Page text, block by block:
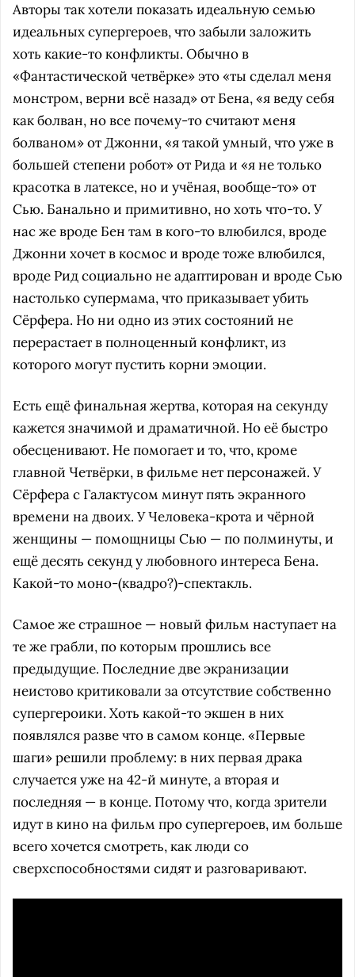
Авторы так хотели показать идеальную семью
идеальных супергероев, что забыли заложить
хоть какие-то конфликты. Обычно в
«Фантастической четвёрке» это «ты сделал меня
монстром, верни всё назад» от Бена, «я веду себя
как болван, но все почему-то считают меня
болваном» от Джонни, «я такой умный, что уже в
большей степени робот» от Рида и «я не только
красотка в латексе, но и учёная, вообще-то» от
Сью. Банально и примитивно, но хоть что-то. У
нас же вроде Бен там в кого-то влюбился, вроде
Джонни хочет в космос и вроде тоже влюбился,
вроде Рид социально не адаптирован и вроде Сью
настолько супермама, что приказывает убить
Сёрфера. Но ни одно из этих состояний не
перерастает в полноценный конфликт, из
которого могут пустить корни эмоции.
Есть ещё финальная жертва, которая на секунду
кажется значимой и драматичной. Но её быстро
обесценивают. Не помогает и то, что, кроме
главной Четвёрки, в фильме нет персонажей. У
Сёрфера с Галактусом минут пять экранного
времени на двоих. У Человека-крота и чёрной
женщины — помощницы Сью — по полминуты, и
ещё десять секунд у любовного интереса Бена.
Какой-то моно-(квадро?)-спектакль.
Самое же страшное — новый фильм наступает на
те же грабли, по которым прошлись все
предыдущие. Последние две экранизации
неистово критиковали за отсутствие собственно
супергероики. Хоть какой-то экшен в них
появлялся разве что в самом конце. «Первые
шаги» решили проблему: в них первая драка
случается уже на 42-й минуте, а вторая и
последняя — в конце. Потому что, когда зрители
идут в кино на фильм про супергероев, им больше
всего хочется смотреть, как люди со
сверхспособностями сидят и разговаривают.